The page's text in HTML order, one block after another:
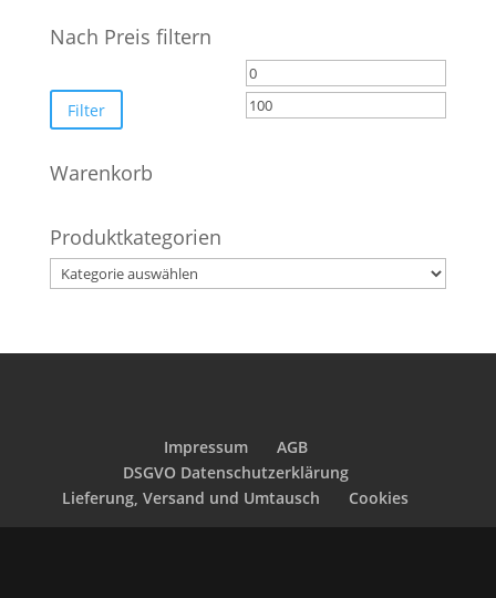
Nach Preis filtern
Min.
Preis
Filter
Warenkorb
Produktkategorien
Impressum
AGB
DSGVO Datenschutzerklärung
Lieferung, Versand und Umtausch
Cookies